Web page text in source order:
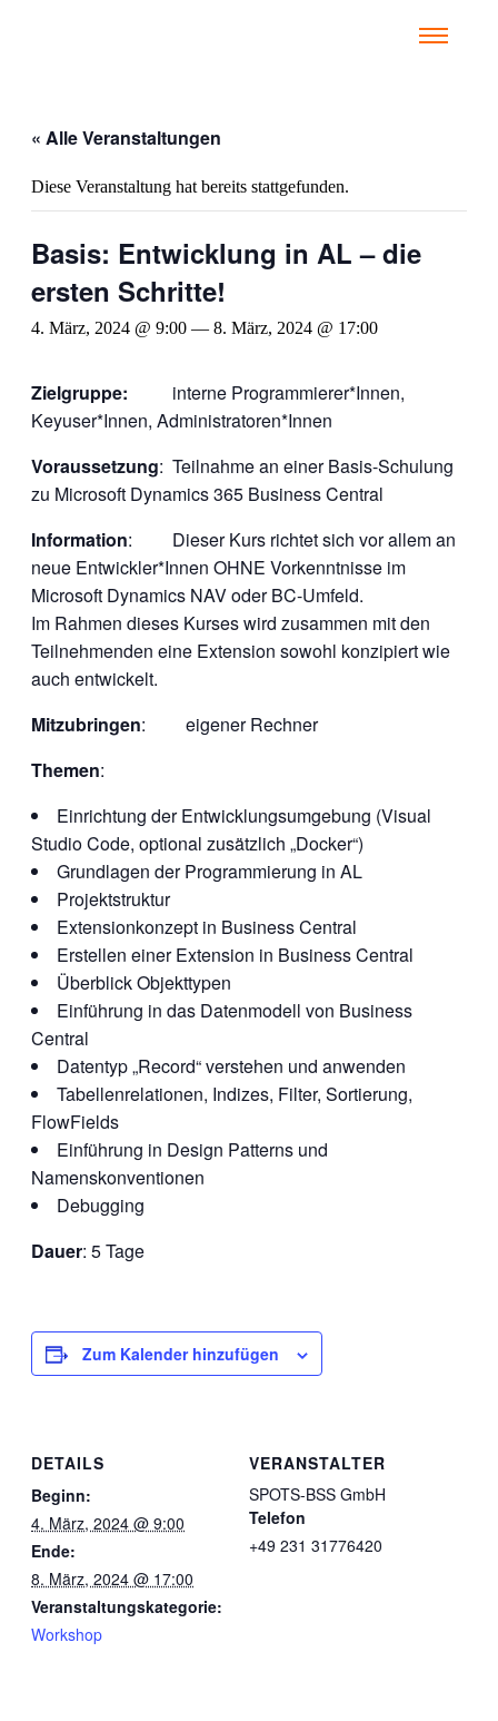
« Alle Veranstaltungen
Diese Veranstaltung hat bereits stattgefunden.
Basis: Entwicklung in AL – die
ersten Schritte!
4. März, 2024 @ 9:00 — 8. März, 2024 @ 17:00
Zielgruppe: interne Programmierer*Innen,
Keyuser*Innen, Administratoren*Innen
Voraussetzung: Teilnahme an einer Basis-Schulung
zu Microsoft Dynamics 365 Business Central
Information: Dieser Kurs richtet sich vor allem an
neue Entwickler*Innen OHNE Vorkenntnisse im
Microsoft Dynamics NAV oder BC-Umfeld.
Im Rahmen dieses Kurses wird zusammen mit den
Teilnehmenden eine Extension sowohl konzipiert wie
auch entwickelt.
Mitzubringen: eigener Rechner
Themen:
Einrichtung der Entwicklungsumgebung (Visual
Studio Code, optional zusätzlich „Docker“)
Grundlagen der Programmierung in AL
Projektstruktur
Extensionkonzept in Business Central
Erstellen einer Extension in Business Central
Überblick Objekttypen
Einführung in das Datenmodell von Business
Central
Datentyp „Record“ verstehen und anwenden
Tabellenrelationen, Indizes, Filter, Sortierung,
FlowFields
Einführung in Design Patterns und
Namenskonventionen
Debugging
Dauer: 5 Tage
Zum Kalender hinzufügen
DETAILS
Beginn:
4. März, 2024 @ 9:00
Ende:
8. März, 2024 @ 17:00
Veranstaltungskategorie:
Workshop
VERANSTALTER
SPOTS-BSS GmbH
Telefon
+49 231 31776420